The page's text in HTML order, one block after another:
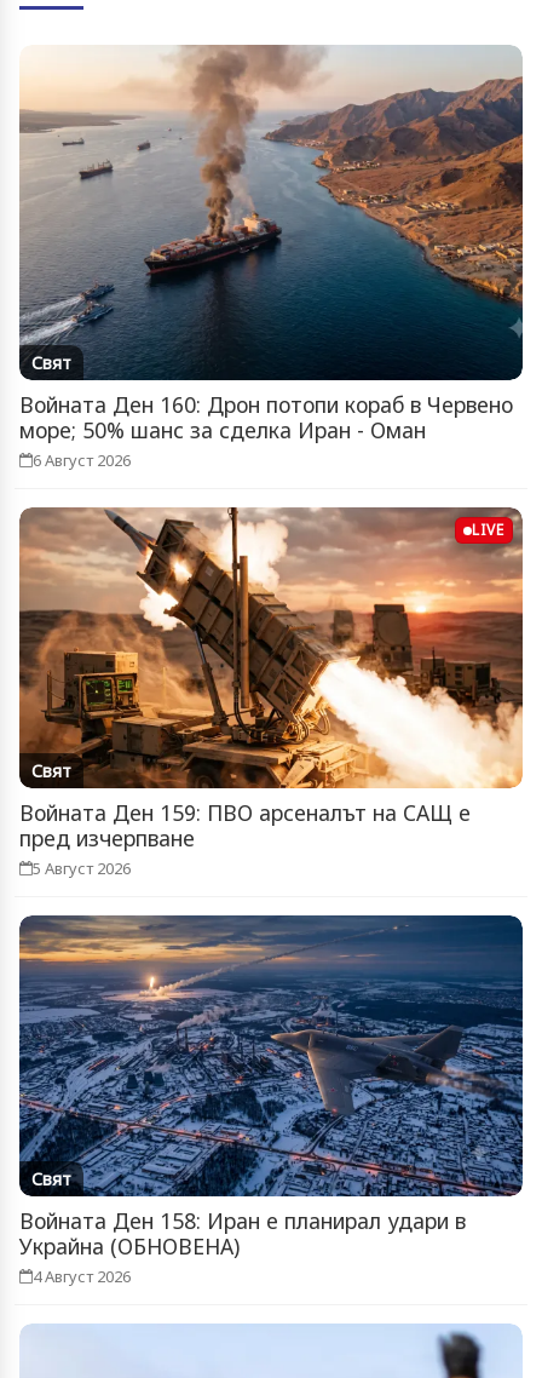
Свят
Войната Ден 160: Дрон потопи кораб в Червено
море; 50% шанс за сделка Иран - Оман
6 Август 2026
LIVE
Свят
Войната Ден 159: ПВО арсеналът на САЩ е
пред изчерпване
5 Август 2026
Свят
Войната Ден 158: Иран е планирал удари в
Украйна (ОБНОВЕНА)
4 Август 2026